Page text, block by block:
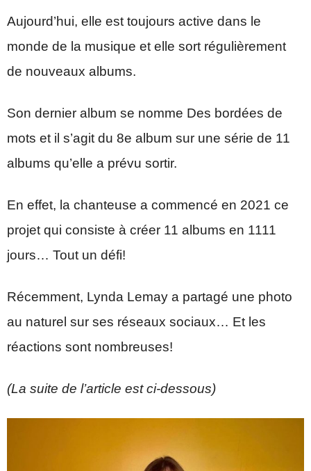
Aujourd’hui, elle est toujours active dans le
monde de la musique et elle sort régulièrement
de nouveaux albums.
Son dernier album se nomme Des bordées de
mots et il s’agit du 8e album sur une série de 11
albums qu’elle a prévu sortir.
En effet, la chanteuse a commencé en 2021 ce
projet qui consiste à créer 11 albums en 1111
jours… Tout un défi!
Récemment, Lynda Lemay a partagé une photo
au naturel sur ses réseaux sociaux… Et les
réactions sont nombreuses!
(La suite de l’article est ci-dessous)